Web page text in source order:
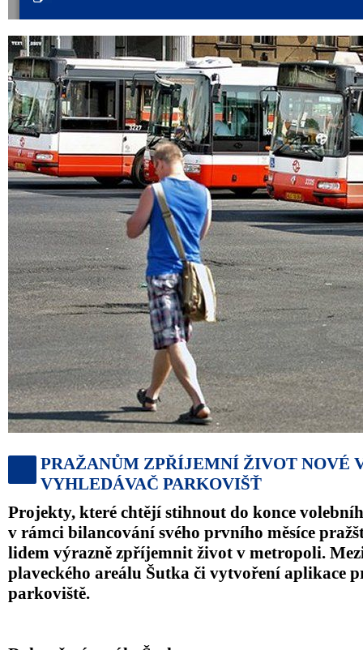
PRAŽANŮM ZPŘÍJEMNÍ ŽIVOT NOVÉ
VYHLEDÁVAČ PARKOVIŠŤ
Projekty, které chtějí stihnout do konce
v rámci bilancování svého prvního měsíce
lidem výrazně zpříjemnit život v metropoli.
plaveckého areálu Šutka či vytvoření aplikace
parkoviště.